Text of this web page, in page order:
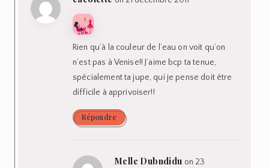
Rien qu’à la couleur de l’eau on voit qu’on
n’est pas à Venise!! J’aime bcp ta tenue,
spécialement ta jupe, qui je pense doit être
difficile à apprivoiser!!
Répondre
Melle Dubndidu on 23